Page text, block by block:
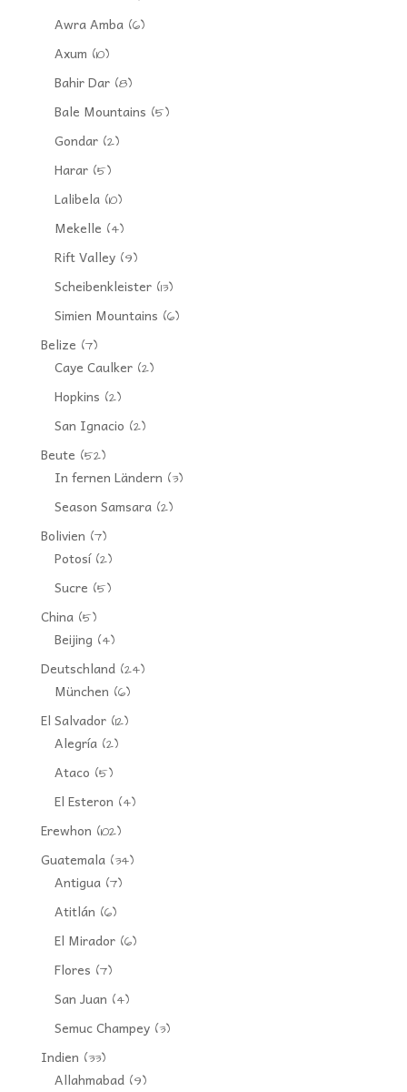
Awra Amba(6)
Axum (10)
Bahir Dar(8)
Bale Mountains (5)
Gondar(2)
Harar(5)
Lalibela(10)
Mekelle (4)
Rift Valley(9)
Scheibenkleister(13)
Simien Mountains (6)
Belize (7)
Caye Caulker(2)
Hopkins (2)
San Ignacio (2)
Beute (52)
In fernen Ländern (3)
Season Samsara(2)
Bolivien (7)
Potosí(2)
Sucre (5)
China(5)
Beijing (4)
Deutschland(24)
München (6)
El Salvador(12)
Alegría(2)
Ataco (5)
El Esteron (4)
Erewhon (102)
Guatemala(34)
Antigua(7)
Atitlán (6)
El Mirador(6)
Flores (7)
San Juan (4)
Semuc Champey(3)
Indien (33)
Allahmabad(9)